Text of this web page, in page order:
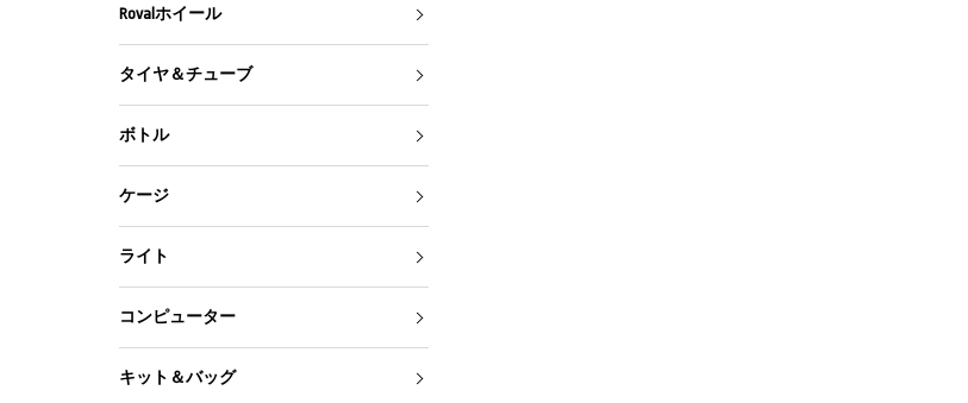
Rovalホイール
タイヤ＆チューブ
ボトル
ケージ
ライト
コンピューター
キット＆バッグ